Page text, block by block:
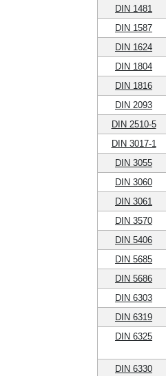
DIN 1481
DIN 1587
DIN 1624
DIN 1804
DIN 1816
DIN 2093
DIN 2510-5
DIN 3017-1
DIN 3055
DIN 3060
DIN 3061
DIN 3570
DIN 5406
DIN 5685
DIN 5686
DIN 6303
DIN 6319
DIN 6325
DIN 6330